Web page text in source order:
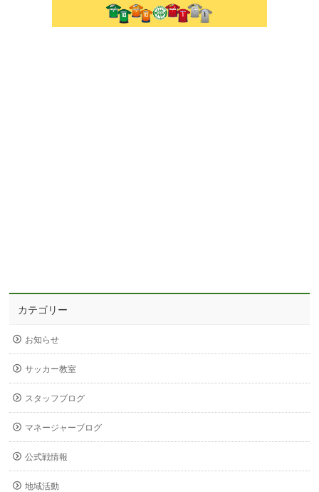
カテゴリー
お知らせ
サッカー教室
スタッフブログ
マネージャーブログ
公式戦情報
地域活動